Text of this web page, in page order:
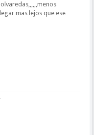
mas lejos que ese